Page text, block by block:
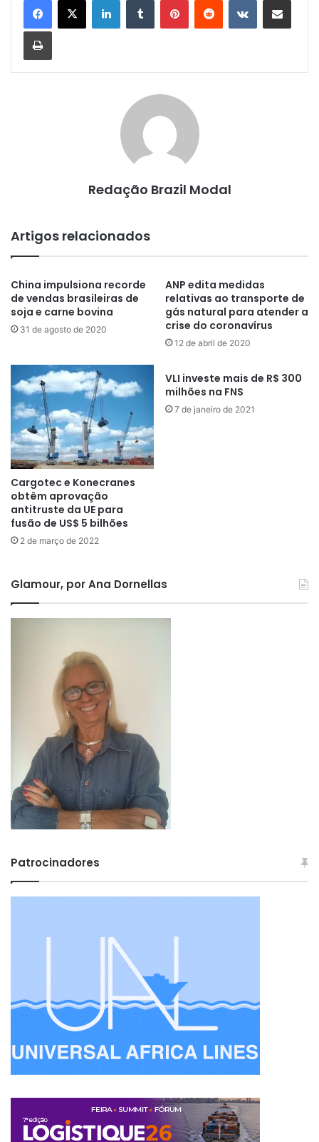
Imprimir
Redação Brazil Modal
Artigos relacionados
China impulsiona recorde
de vendas brasileiras de
soja e carne bovina
31 de agosto de 2020
ANP edita medidas
relativas ao transporte de
gás natural para atender a
crise do coronavírus
12 de abril de 2020
Cargotec e Konecranes
obtêm aprovação
antitruste da UE para
fusão de US$ 5 bilhões
2 de março de 2022
VLI investe mais de R$ 300
milhões na FNS
7 de janeiro de 2021
Glamour, por Ana Dornellas
Patrocinadores